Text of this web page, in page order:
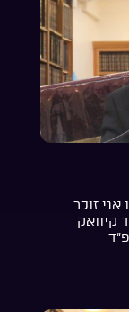
זוכר
קיוואק